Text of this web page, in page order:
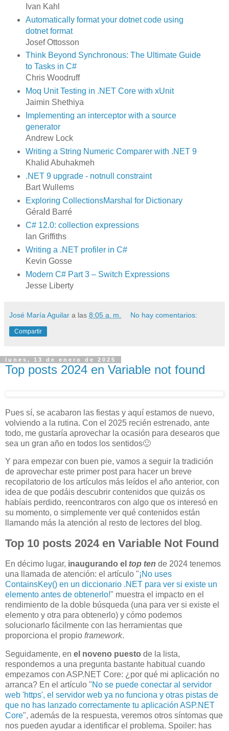
Ivan Kahl
Automatically format your dotnet code using
dotnet format
Josef Ottosson
Think Beyond Synchronous: The Ultimate Guide
to Tasks in C#
Chris Woodruff
Moq Unit Testing in .NET Core with xUnit
Jaimin Shethiya
Implementing an interceptor with a source
generator
Andrew Lock
Writing a String Numeric Comparer with .NET 9
Khalid Abuhakmeh
.NET 9 upgrade - notnull constraint
Bart Wullems
Exploring CollectionsMarshal for Dictionary
Gérald Barré
C# 12.0: collection expressions
Ian Griffiths
Writing a .NET profiler in C#
Kevin Gosse
Modern C# Part 3 – Switch Expressions
Jesse Liberty
José María Aguilar a las 8:05 a. m. No hay comentarios:
Compartir
lunes, 13 de enero de 2025
Top posts 2024 en Variable not found
Pues sí, se acabaron las fiestas y aquí estamos de nuevo,
volviendo a la rutina. Con el 2025 recién estrenado, ante
todo, me gustaría aprovechar la ocasión para desearos que
sea un gran año en todos los sentidos🙂
Y para empezar con buen pie, vamos a seguir la tradición
de aprovechar este primer post para hacer un breve
recopilatorio de los artículos más leídos el año anterior, con
idea de que podáis descubrir contenidos que quizás os
habíais perdido, reencontraros con algo que os interesó en
su momento, o simplemente ver qué contenidos están
llamando más la atención al resto de lectores del blog.
Top 10 posts 2024 en Variable Not Found
En décimo lugar, inaugurando el top ten de 2024 tenemos
una llamada de atención: el artículo "¡No uses
ContainsKey() en un diccionario .NET para ver si existe un
elemento antes de obtenerlo!" muestra el impacto en el
rendimiento de la doble búsqueda (una para ver si existe el
elemento y otra para obtenerlo) y cómo podemos
solucionarlo fácilmente con las herramientas que
proporciona el propio framework.
Seguidamente, en el noveno puesto de la lista,
respondemos a una pregunta bastante habitual cuando
empezamos con ASP.NET Core: ¿por qué mi aplicación no
arranca? En el artículo "No se puede conectar al servidor
web 'https', el servidor web ya no funciona y otras pistas de
que no has lanzado correctamente tu aplicación ASP.NET
Core", además de la respuesta, veremos otros síntomas que
nos pueden ayudar a identificar el problema. Spoiler: has